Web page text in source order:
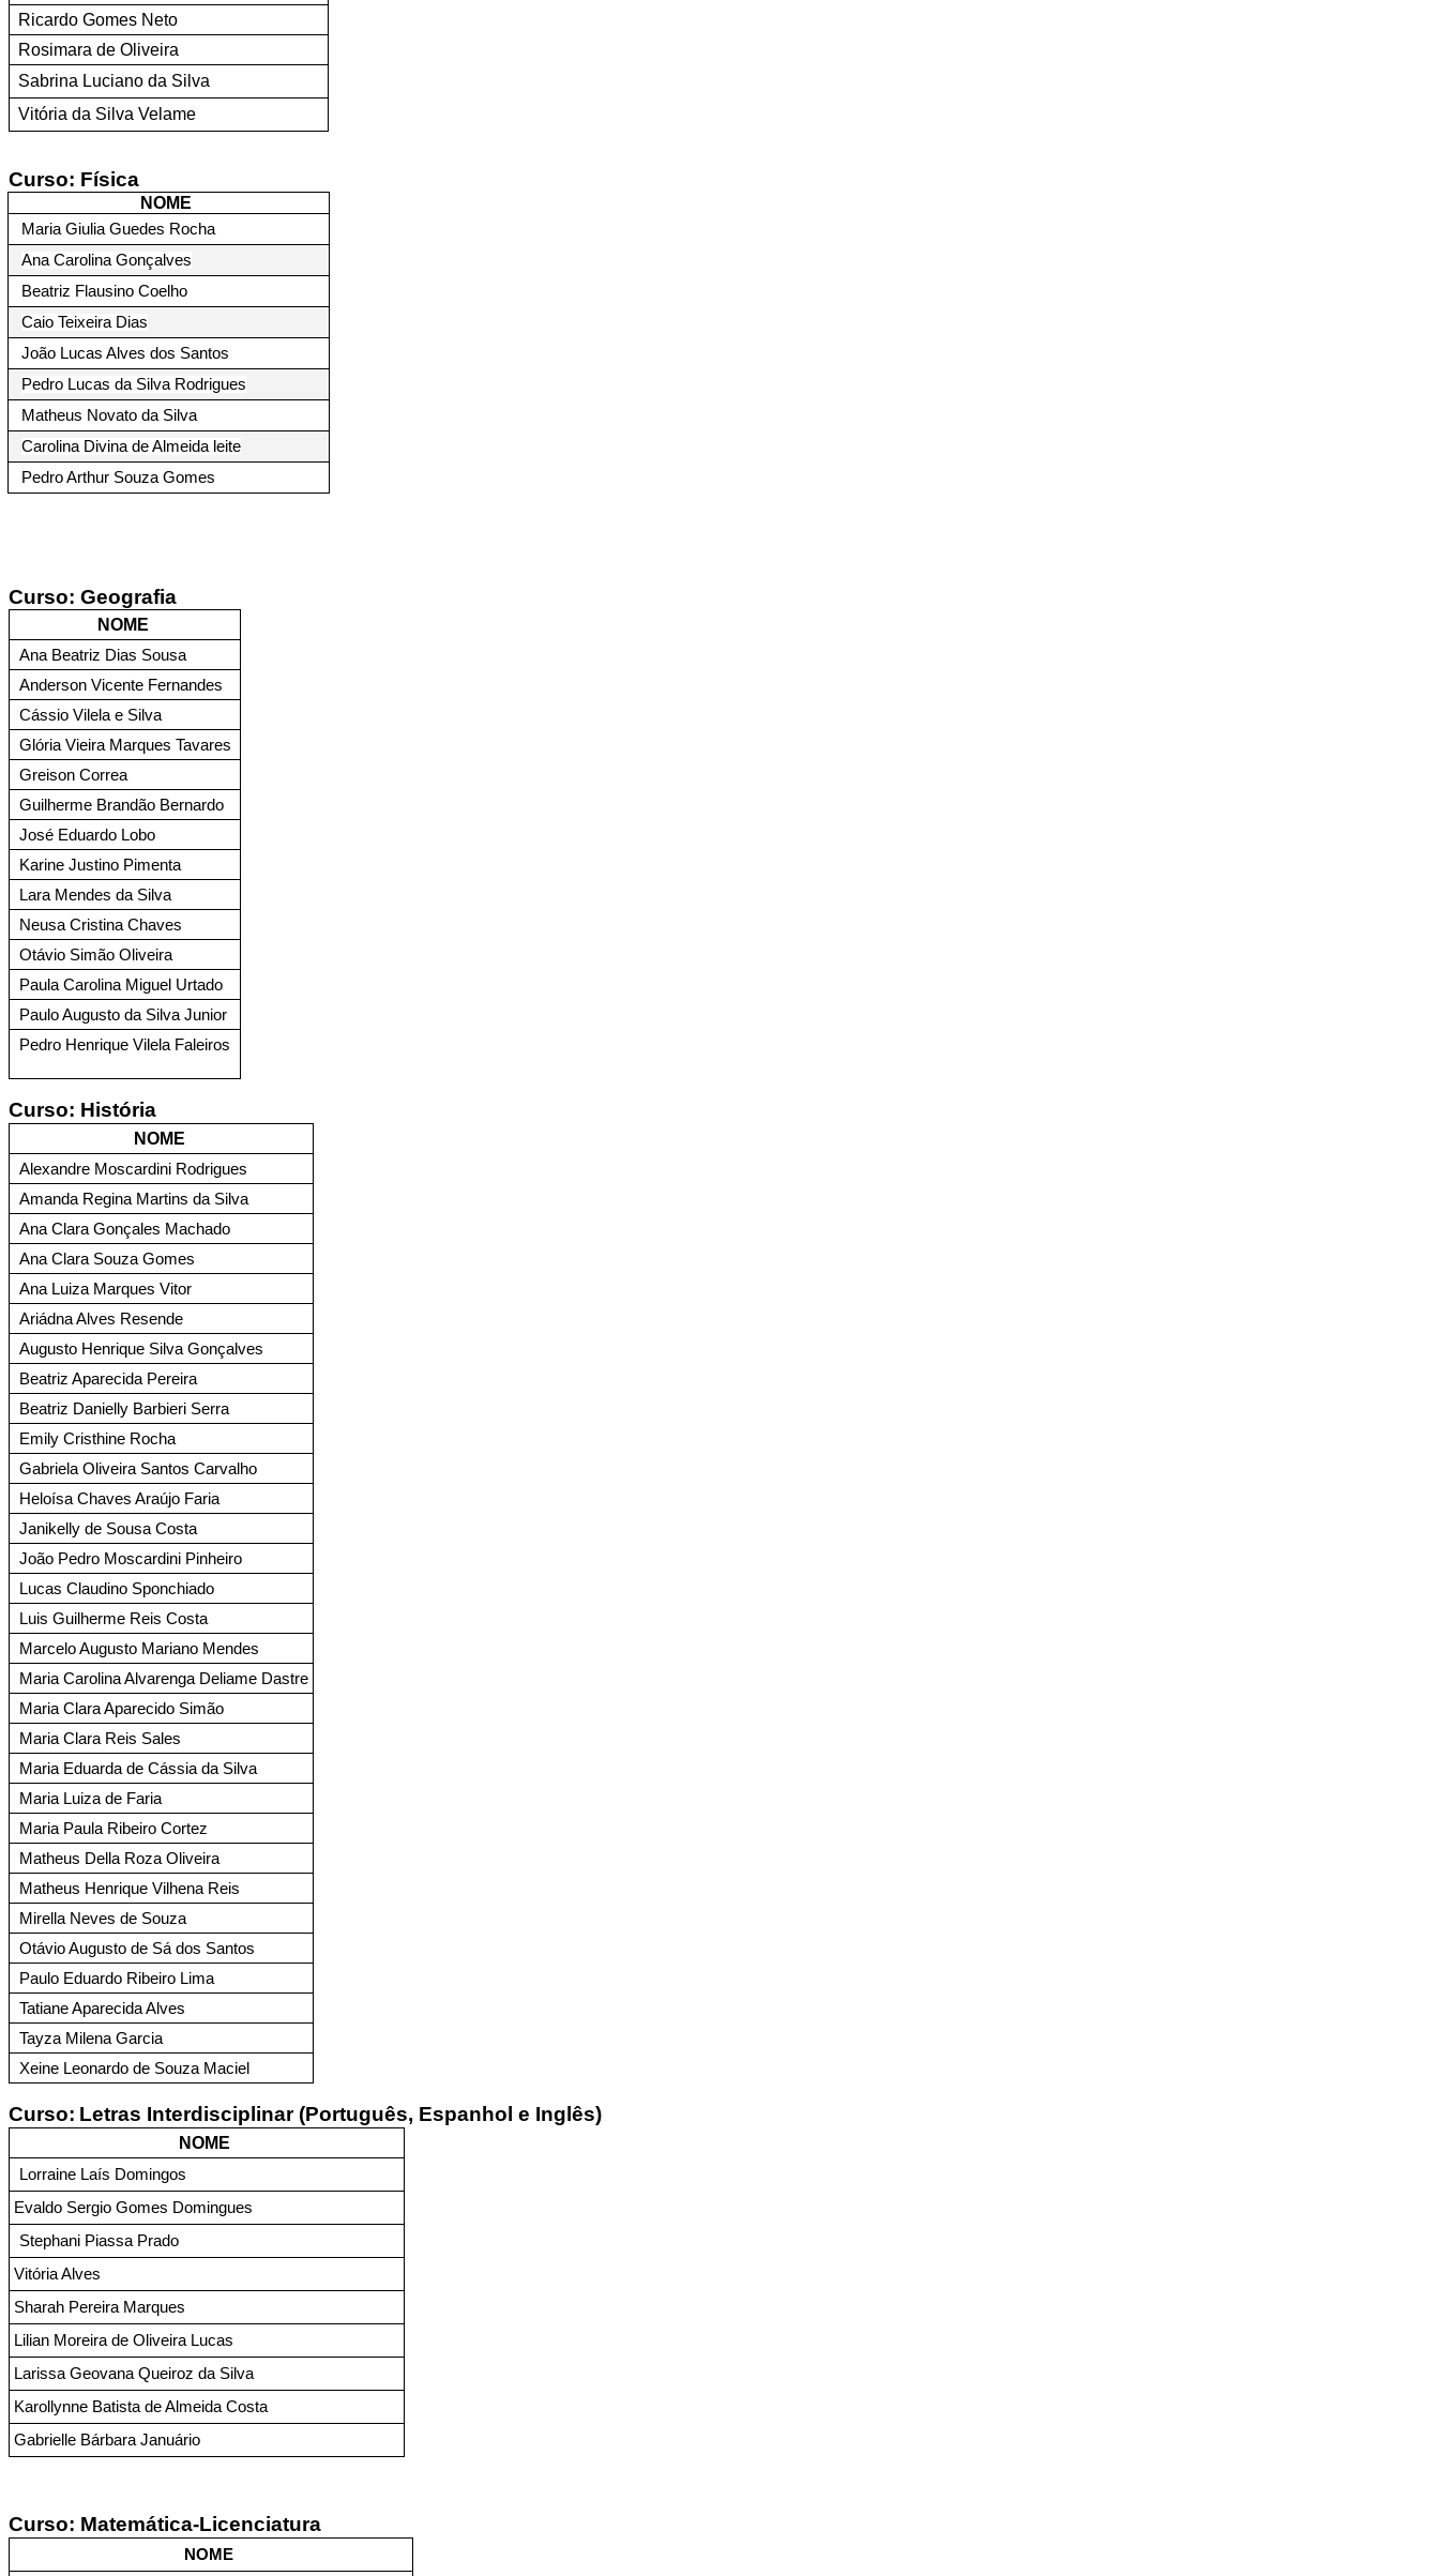
Ricardo Gomes Neto
Rosimara de Oliveira
Sabrina Luciano da Silva
Vitória da Silva Velame
Curso: Física
NOME
Maria Giulia Guedes Rocha
Ana Carolina Gonçalves
Beatriz Flausino Coelho
Caio Teixeira Dias
João Lucas Alves dos Santos
Pedro Lucas da Silva Rodrigues
Matheus Novato da Silva
Carolina Divina de Almeida leite
Pedro Arthur Souza Gomes
Curso: Geografia
NOME
Ana Beatriz Dias Sousa
Anderson Vicente Fernandes
Cássio Vilela e Silva
Glória Vieira Marques Tavares
Greison Correa
Guilherme Brandão Bernardo
José Eduardo Lobo
Karine Justino Pimenta
Lara Mendes da Silva
Neusa Cristina Chaves
Otávio Simão Oliveira
Paula Carolina Miguel Urtado
Paulo Augusto da Silva Junior
Pedro Henrique Vilela Faleiros
Curso: História
NOME
Alexandre Moscardini Rodrigues
Amanda Regina Martins da Silva
Ana Clara Gonçales Machado
Ana Clara Souza Gomes
Ana Luiza Marques Vitor
Ariádna Alves Resende
Augusto Henrique Silva Gonçalves
Beatriz Aparecida Pereira
Beatriz Danielly Barbieri Serra
Emily Cristhine Rocha
Gabriela Oliveira Santos Carvalho
Heloísa Chaves Araújo Faria
Janikelly de Sousa Costa
João Pedro Moscardini Pinheiro
Lucas Claudino Sponchiado
Luis Guilherme Reis Costa
Marcelo Augusto Mariano Mendes
Maria Carolina Alvarenga Deliame Dastre
Maria Clara Aparecido Simão
Maria Clara Reis Sales
Maria Eduarda de Cássia da Silva
Maria Luiza de Faria
Maria Paula Ribeiro Cortez
Matheus Della Roza Oliveira
Matheus Henrique Vilhena Reis
Mirella Neves de Souza
Otávio Augusto de Sá dos Santos
Paulo Eduardo Ribeiro Lima
Tatiane Aparecida Alves
Tayza Milena Garcia
Xeine Leonardo de Souza Maciel
Curso: Letras Interdisciplinar (Português, Espanhol e Inglês)
NOME
Lorraine Laís Domingos
Evaldo Sergio Gomes Domingues
Stephani Piassa Prado
Vitória Alves
Sharah Pereira Marques
Lilian Moreira de Oliveira Lucas
Larissa Geovana Queiroz da Silva
Karollynne Batista de Almeida Costa
Gabrielle Bárbara Januário
Curso: Matemática-Licenciatura
NOME